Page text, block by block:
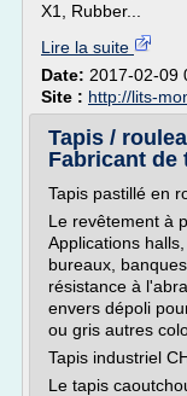
X1, Rubber...
Lire la suite
Date: 2017-02-09
Site : http://lits-
Tapis /
Fabricant de
Tapis pastillé en
Le revêtement à
Applications
bureaux,
résistance à
envers dépoli
ou gris autres
Tapis industriel
Le tapis